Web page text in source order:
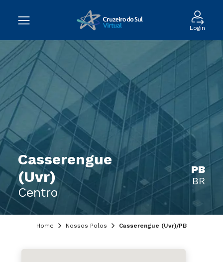
Login
Casserengue
(Uvr)
Centro
PB
BR
Home Nossos Polos Casserengue (Uvr)/PB